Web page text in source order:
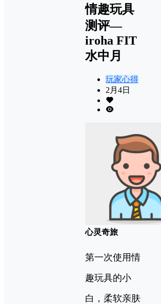
情趣玩具
测评—
iroha FIT
水中月
玩家心得
2月4日
心灵奇旅
第一次使用情
趣玩具的小
白，柔软亲肤